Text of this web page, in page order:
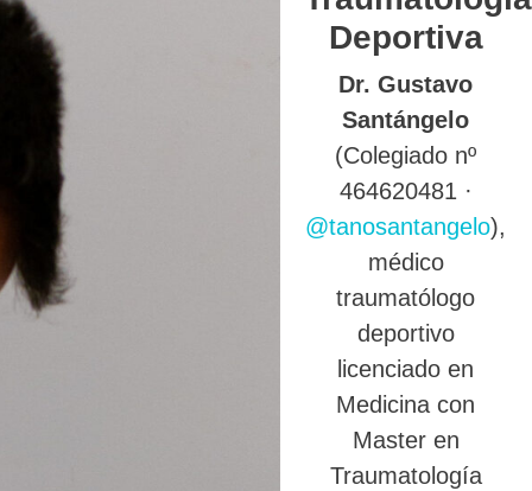
Deportiva
Dr. Gustavo
Santángelo
(Colegiado nº
464620481 ·
@tanosantangelo),
médico
traumatólogo
deportivo
licenciado en
Medicina con
Master en
Traumatología